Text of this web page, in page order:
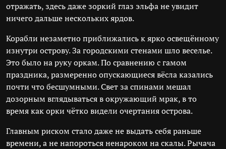
отражать, здесь даже зоркий глаз эльфа не увидит
ничего дальше нескольких ярдов.
Корабли незаметно приближались к ярко освещённому
изнутри острову. За городскими стенами шло веселье.
Это было на руку оркам. По сравнению с гамом
праздника, размеренно опускающиеся вёсла казались
почти что бесшумными. Свет за спинами мешал
дозорным вглядываться в окружающий мрак, в то
время как орки чётко видели очертания острова.
Главным риском стало даже не выдать себя раньше
времени, а не напороться ненароком на скалы. Рычача